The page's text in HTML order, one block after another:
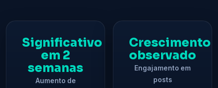
Significativo
em 2
semanas
Aumento de
Crescimento
observado
Engajamento em
posts